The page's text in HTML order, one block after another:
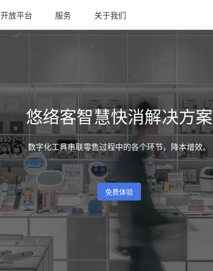
开放平台 服务 关于我们
悠络客智慧快消解决方案
数字化工具串联零售过程中的各个环节，降本增效。
免费体验